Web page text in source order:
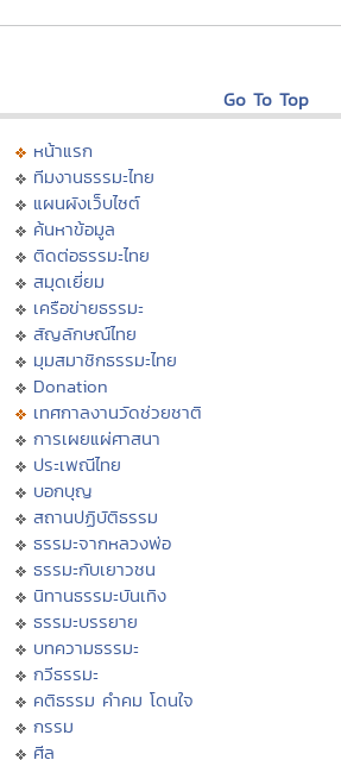
Go To Top
หน้าแรก
ทีมงานธรรมะไทย
แผนผังเว็บไซต์
ค้นหาข้อมูล
ติดต่อธรรมะไทย
สมุดเยี่ยม
เครือข่ายธรรมะ
สัญลักษณ์ไทย
มุมสมาชิกธรรมะไทย
Donation
เทศกาลงานวัดช่วยชาติ
การเผยแผ่ศาสนา
ประเพณีไทย
บอกบุญ
สถานปฏิบัติธรรม
ธรรมะจากหลวงพ่อ
ธรรมะกับเยาวชน
นิทานธรรมะบันเทิง
ธรรมะบรรยาย
บทความธรรมะ
กวีธรรมะ
คติธรรม คำคม โดนใจ
กรรม
ศีล